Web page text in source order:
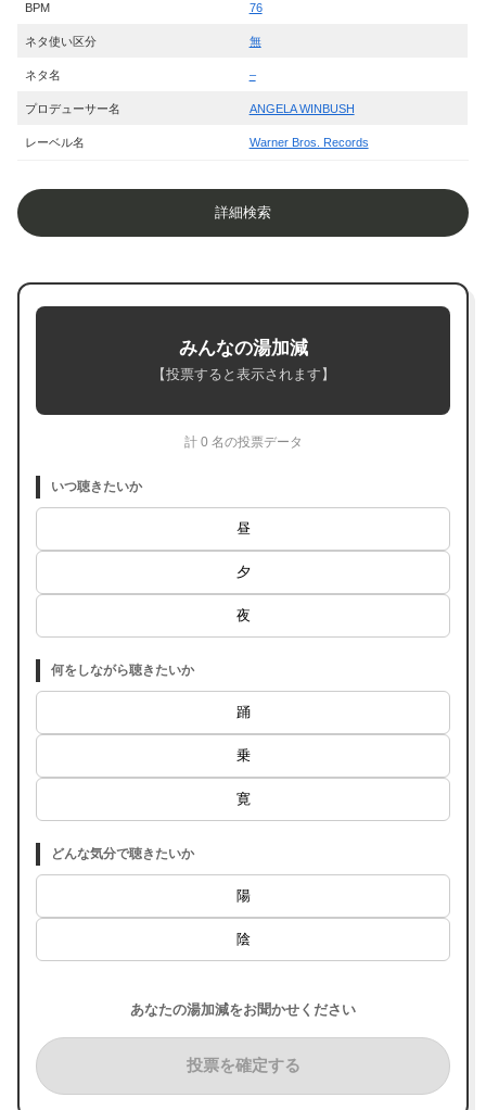
BPM 76
ネタ使い区分 無
ネタ名 –
プロデューサー名 ANGELA WINBUSH
レーベル名 Warner Bros. Records
詳細検索
みんなの湯加減
【投票すると表示されます】
計 0 名の投票データ
いつ聴きたいか
昼
夕
夜
何をしながら聴きたいか
踊
乗
寛
どんな気分で聴きたいか
陽
陰
あなたの湯加減をお聞かせください
投票を確定する